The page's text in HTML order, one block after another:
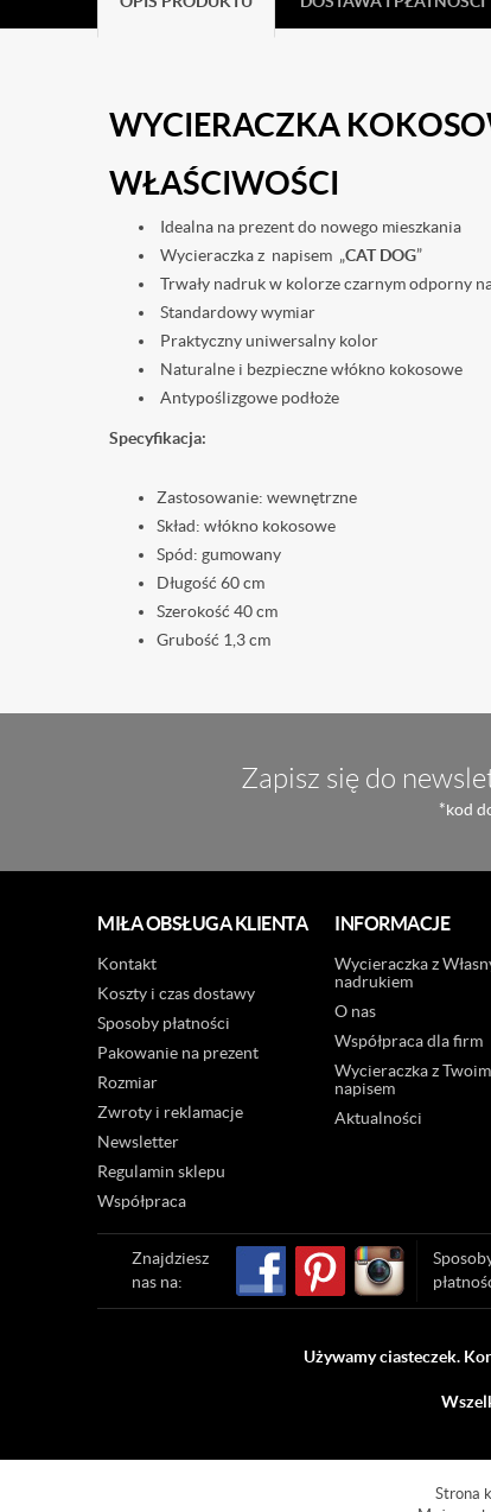
WYCIERACZKA
WŁAŚCIWOŚCI
Idealna na prezent do nowego mieszkania
Wycieraczka z napisem „CAT DOG”
Trwały nadruk w kolorze czarnym odporny
Standardowy wymiar
Praktyczny uniwersalny kolor
Naturalne i bezpieczne włókno kokosowe
Antypoślizgowe podłoże
Specyfikacja:
Zastosowanie: wewnętrzne
Skład: włókno kokosowe
Spód: gumowany
Długość 60 cm
Szerokość 40 cm
Grubość 1,3 cm
Zapisz się do
*kod
MIŁA OBSŁUGA KLIENTA
Kontakt
Koszty i czas dostawy
Sposoby płatności
Pakowanie na prezent
Rozmiar
Zwroty i reklamacje
Newsletter
Regulamin sklepu
Współpraca
INFORMACJE
Wycieraczka z
nadrukiem
O nas
Współpraca dla firm
Wycieraczka z Twoim
napisem
Aktualności
Znajdziesz
nas na:
Używamy ciasteczek.
Strona